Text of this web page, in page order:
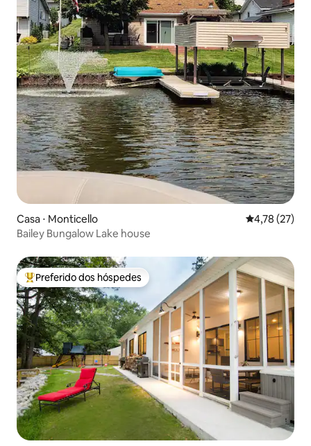
Casa ⋅ Monticello 4,78 de uma
4,78 (27)
Bailey Bungalow Lake house
Entre os melhores preferidos dos hóspedes
Preferido dos hóspedes